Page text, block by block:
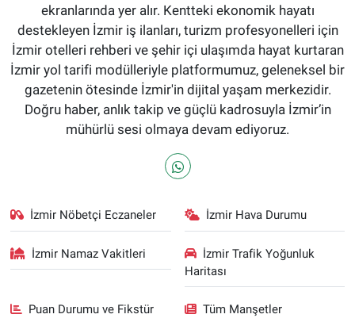
ekranlarında yer alır. Kentteki ekonomik hayatı
destekleyen İzmir iş ilanları, turizm profesyonelleri için
İzmir otelleri rehberi ve şehir içi ulaşımda hayat kurtaran
İzmir yol tarifi modülleriyle platformumuz, geleneksel bir
gazetenin ötesinde İzmir'in dijital yaşam merkezidir.
Doğru haber, anlık takip ve güçlü kadrosuyla İzmir’in
mühürlü sesi olmaya devam ediyoruz.
İzmir Nöbetçi Eczaneler İzmir Hava Durumu
İzmir Namaz Vakitleri
İzmir Trafik Yoğunluk
Haritası
Puan Durumu ve Fikstür Tüm Manşetler